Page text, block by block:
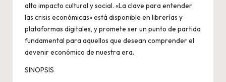
alto impacto cultural y social. «La clave para entender
las crisis económicas» está disponible en librerías y
plataformas digitales, y promete ser un punto de partida
fundamental para aquellos que desean comprender el
devenir económico de nuestra era.
SINOPSIS